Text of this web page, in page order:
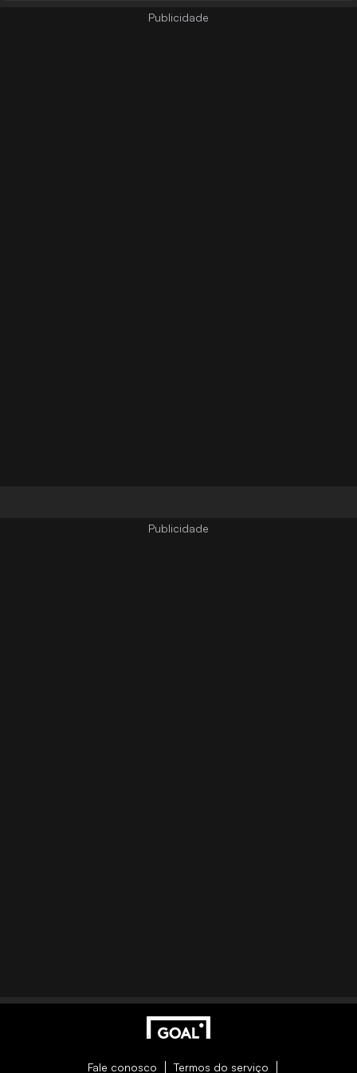
Fale conosco Termos do serviço